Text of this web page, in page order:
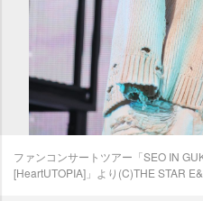
ファンコンサートツアー「SEO IN
[HeartUTOPIA]」より(C)THE STAR